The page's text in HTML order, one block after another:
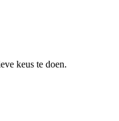
keus te doen.